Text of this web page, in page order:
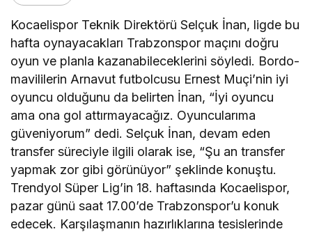
Kocaelispor Teknik Direktörü Selçuk İnan, ligde bu
hafta oynayacakları Trabzonspor maçını doğru
oyun ve planla kazanabileceklerini söyledi. Bordo-
mavililerin Arnavut futbolcusu Ernest Muçi’nin iyi
oyuncu olduğunu da belirten İnan, “İyi oyuncu
ama ona gol attırmayacağız. Oyuncularıma
güveniyorum” dedi. Selçuk İnan, devam eden
transfer süreciyle ilgili olarak ise, “Şu an transfer
yapmak zor gibi görünüyor” şeklinde konuştu.
Trendyol Süper Lig’in 18. haftasında Kocaelispor,
pazar günü saat 17.00’de Trabzonspor’u konuk
edecek. Karşılaşmanın hazırlıklarına tesislerinde